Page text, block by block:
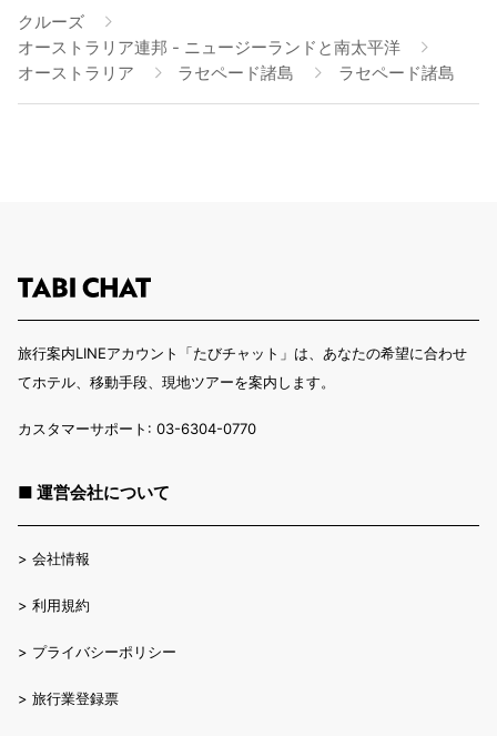
クルーズ
オーストラリア連邦 - ニュージーランドと南太平洋
オーストラリア
ラセペード諸島 ラセペード諸島
旅行案内LINEアカウント「たびチャット」は、あなたの希望に合わせ
てホテル、移動手段、現地ツアーを案内します。
カスタマーサポート: 03-6304-0770
■ 運営会社について
> 会社情報
> 利用規約
> プライバシーポリシー
> 旅行業登録票